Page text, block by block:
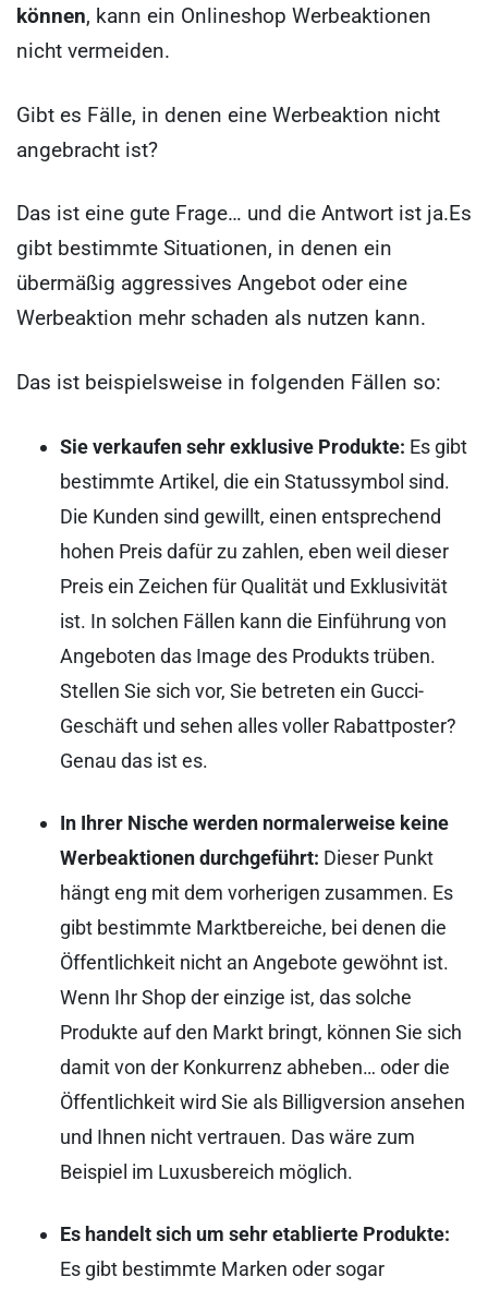
können, kann ein Onlineshop Werbeaktionen
nicht vermeiden.
Gibt es Fälle, in denen eine Werbeaktion nicht
angebracht ist?
Das ist eine gute Frage… und die Antwort ist ja.Es
gibt bestimmte Situationen, in denen ein
übermäßig aggressives Angebot oder eine
Werbeaktion mehr schaden als nutzen kann.
Das ist beispielsweise in folgenden Fällen so:
Sie verkaufen sehr exklusive Produkte: Es gibt
bestimmte Artikel, die ein Statussymbol sind.
Die Kunden sind gewillt, einen entsprechend
hohen Preis dafür zu zahlen, eben weil dieser
Preis ein Zeichen für Qualität und Exklusivität
ist. In solchen Fällen kann die Einführung von
Angeboten das Image des Produkts trüben.
Stellen Sie sich vor, Sie betreten ein Gucci-
Geschäft und sehen alles voller Rabattposter?
Genau das ist es.
In Ihrer Nische werden normalerweise keine
Werbeaktionen durchgeführt: Dieser Punkt
hängt eng mit dem vorherigen zusammen. Es
gibt bestimmte Marktbereiche, bei denen die
Öffentlichkeit nicht an Angebote gewöhnt ist.
Wenn Ihr Shop der einzige ist, das solche
Produkte auf den Markt bringt, können Sie sich
damit von der Konkurrenz abheben… oder die
Öffentlichkeit wird Sie als Billigversion ansehen
und Ihnen nicht vertrauen. Das wäre zum
Beispiel im Luxusbereich möglich.
Es handelt sich um sehr etablierte Produkte:
Es gibt bestimmte Marken oder sogar